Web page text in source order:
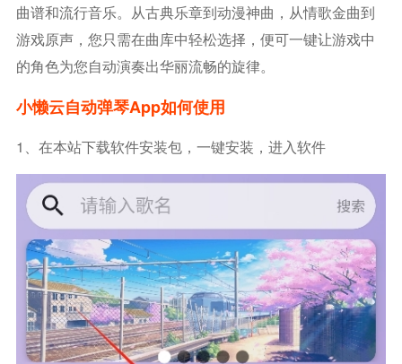
曲谱和流行音乐。从古典乐章到动漫神曲，从情歌金曲到
游戏原声，您只需在曲库中轻松选择，便可一键让游戏中
的角色为您自动演奏出华丽流畅的旋律。
小懒云自动弹琴app如何使用
1、在本站下载软件安装包，一键安装，进入软件